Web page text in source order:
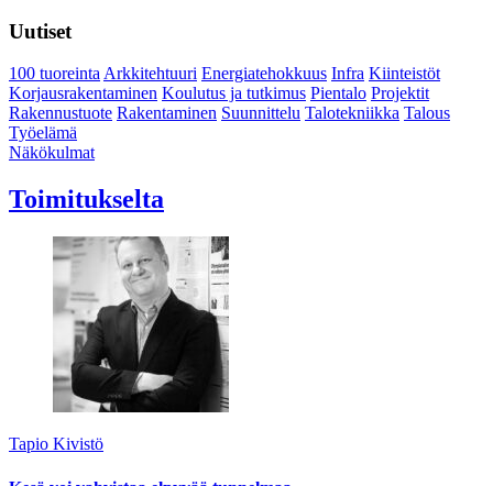
Uutiset
100 tuoreintaArkkitehtuuri Energiatehokkuus Infra Kiinteistöt
Korjausrakentaminen Koulutus ja tutkimus Pientalo Projektit
Rakennustuote Rakentaminen Suunnittelu Talotekniikka Talous
Työelämä
Näkökulmat
Toimitukselta
Tapio Kivistö